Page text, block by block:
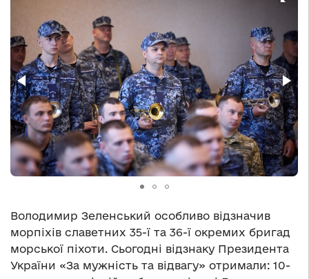
Володимир Зеленський особливо відзначив
морпіхів славетних 35-ї та 36-ї окремих бригад
морської піхоти. Сьогодні відзнаку Президента
України «За мужність та відвагу» отримали: 10-